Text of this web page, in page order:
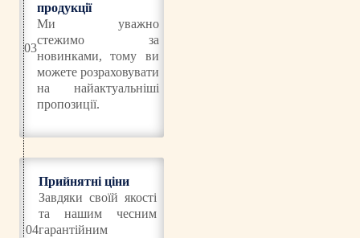
03
продукції
Ми уважно
стежимо за
новинками, тому ви
можете розраховувати
на найактуальніші
пропозиції.
04
Прийнятні ціни
Завдяки своїй якості
та нашим чесним
гарантійним